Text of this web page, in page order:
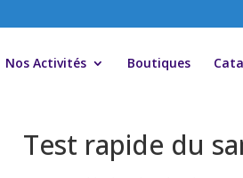
Nos Activités Boutiques
Test rapide du